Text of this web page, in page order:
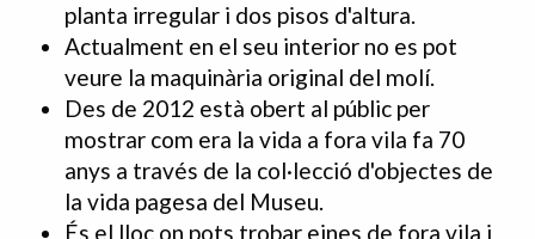
planta irregular i dos pisos d'altura.
Actualment en el seu interior no es pot
veure la maquinària original del molí.
Des de 2012 està obert al públic per
mostrar com era la vida a fora vila fa 70
anys a través de la col·lecció d'objectes de
la vida pagesa del Museu.
És el lloc on pots trobar eines de fora vila i